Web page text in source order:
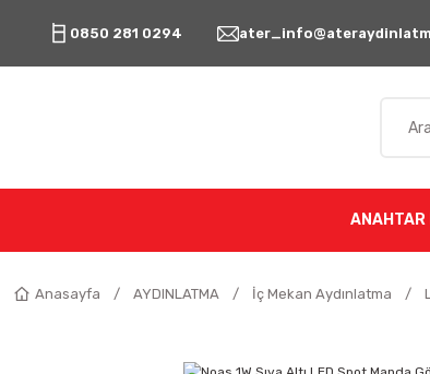
0850 281 0294
ANAHTAR
Anasayfa AYDINLATMA İç Mekan Aydınlatma